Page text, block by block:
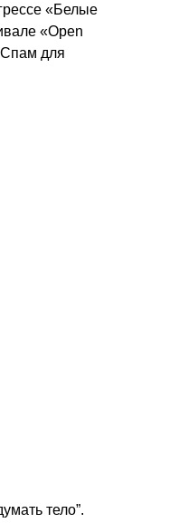
«Белые
«Open
для
тело”.